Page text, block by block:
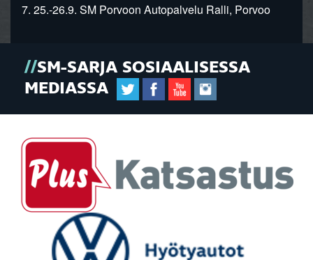
7. 25.-26.9. SM Porvoon Autopalvelu Ralli, Porvoo
SM-SARJA SOSIAALISESSA
MEDIASSA